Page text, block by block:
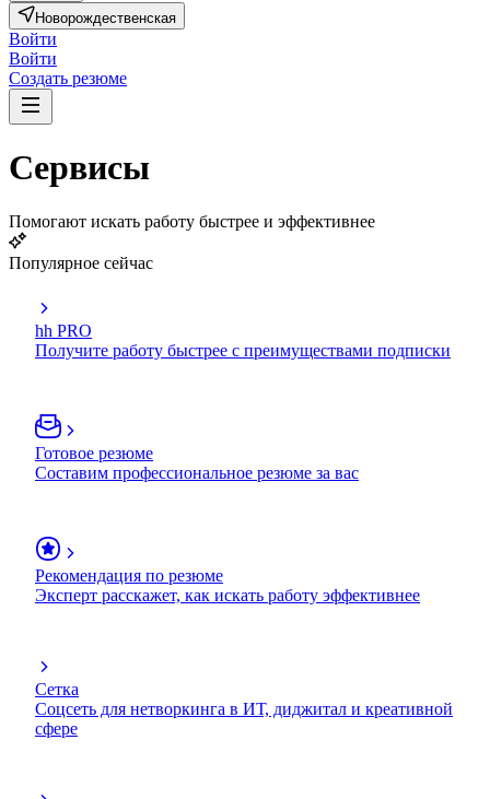
Новорождественская
Войти
Войти
Создать резюме
Сервисы
Помогают искать работу быстрее и эффективнее
Популярное сейчас
hh PRO
Получите работу быстрее с преимуществами подписки
Готовое резюме
Составим профессиональное резюме за вас
Рекомендация по резюме
Эксперт расскажет, как искать работу эффективнее
Сетка
Соцсеть для нетворкинга в ИТ, диджитал и креативной
сфере